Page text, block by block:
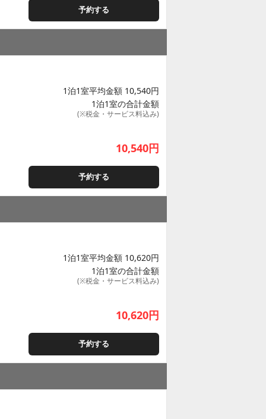
予約する
1泊1室平均金額 10,540円
1泊1室の合計金額
(※税金・サービス料込み)
10,540円
予約する
1泊1室平均金額 10,620円
1泊1室の合計金額
(※税金・サービス料込み)
10,620円
予約する